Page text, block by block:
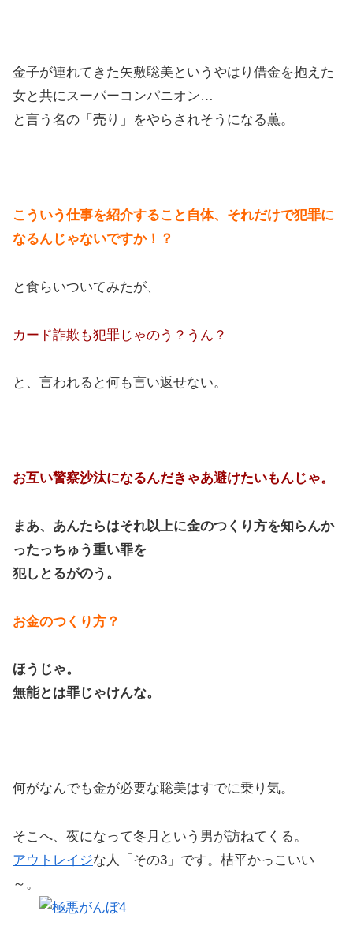
金子が連れてきた矢敷聡美というやはり借金を抱えた
女と共にスーパーコンパニオン…
と言う名の「売り」をやらされそうになる薫。
こういう仕事を紹介すること自体、それだけで犯罪に
なるんじゃないですか！？
と食らいついてみたが、
カード詐欺も犯罪じゃのう？うん？
と、言われると何も言い返せない。
お互い警察沙汰になるんだきゃあ避けたいもんじゃ。
まあ、あんたらはそれ以上に金のつくり方を知らんか
ったっちゅう重い罪を
犯しとるがのう。
お金のつくり方？
ほうじゃ。
無能とは罪じゃけんな。
何がなんでも金が必要な聡美はすでに乗り気。
そこへ、夜になって冬月という男が訪ねてくる。
アウトレイジな人「その3」です。桔平かっこいい
～。